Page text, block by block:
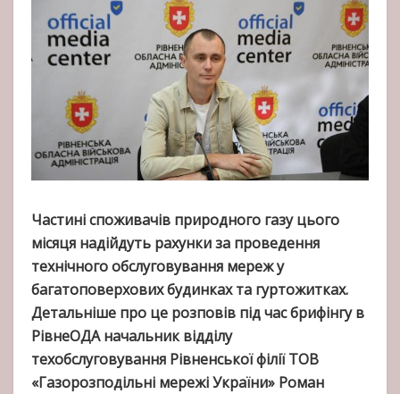
Частині споживачів природного газу цього
місяця надійдуть рахунки за проведення
технічного обслуговування мереж у
багатоповерхових будинках та гуртожитках.
Детальніше про це розповів під час брифінгу в
РівнеОДА начальник відділу
техобслуговування Рівненської філії ТОВ
«Газорозподільні мережі України» Роман